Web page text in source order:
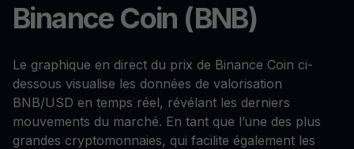
Binance Coin (BNB)
Le graphique en direct du prix de Binance Coin ci-
dessous visualise les données de valorisation
BNB/USD en temps réel, révélant les derniers
mouvements du marché. En tant que l’une des plus
grandes cryptomonnaies, qui facilite également les